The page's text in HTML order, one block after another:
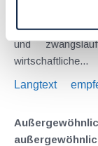
der Steuer absetzen zu
und zwangsläufig sein. Zudem müssen sie die
wirtschaftliche...
Langtext